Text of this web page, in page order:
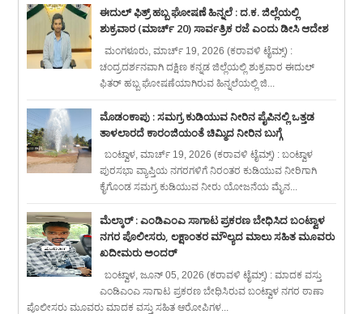
ಈದುಲ್ ಫಿತ್ರ್ ಹಬ್ಬ ಘೋಷಣೆ ಹಿನ್ನಲೆ : ದ.ಕ. ಜಿಲ್ಲೆಯಲ್ಲಿ
ಶುಕ್ರವಾರ (ಮಾರ್ಚ್ 20) ಸಾರ್ವತ್ರಿಕ ರಜೆ ಎಂದು ಡೀಸಿ ಆದೇಶ
ಮಂಗಳೂರು, ಮಾರ್ಚ್ 19, 2026 (ಕರಾವಳಿ ಟೈಮ್ಸ್) :
ಚಂದ್ರದರ್ಶನವಾಗಿ ದಕ್ಷಿಣ ಕನ್ನಡ ಜಿಲ್ಲೆಯಲ್ಲಿ ಶುಕ್ರವಾರ ಈದುಲ್
ಫಿತರ್ ಹಬ್ಬ ಘೋಷಣೆಯಾಗಿರುವ ಹಿನ್ನಲೆಯಲ್ಲಿ ಜಿ...
ಮೊಡಂಕಾಪು : ಸಮಗ್ರ ಕುಡಿಯುವ ನೀರಿನ ಪೈಪಿನಲ್ಲಿ ಒತ್ತಡ
ತಾಳಲಾರದೆ ಕಾರಂಜಿಯಂತೆ ಚಿಮ್ಮಿದ ನೀರಿನ ಬುಗ್ಗೆ
ಬಂಟ್ವಾಳ, ಮಾರ್ಚ್ 19, 2026 (ಕರಾವಳಿ ಟೈಮ್ಸ್) : ಬಂಟ್ವಾಳ
ಪುರಸಭಾ ವ್ಯಾಪ್ತಿಯ ನಗರಗಳಿಗೆ ನಿರಂತರ ಕುಡಿಯುವ ನೀರಿಗಾಗಿ
ಕೈಗೊಂಡ ಸಮಗ್ರ ಕುಡಿಯುವ ನೀರು ಯೋಜನೆಯ ಮೈನ...
ಮೆಲ್ಕಾರ್ : ಎಂಡಿಎಂಎ ಸಾಗಾಟ ಪ್ರಕರಣ ಬೇಧಿಸಿದ ಬಂಟ್ವಾಳ
ನಗರ ಪೊಲೀಸರು, ಲಕ್ಷಾಂತರ ಮೌಲ್ಯದ ಮಾಲು ಸಹಿತ ಮೂವರು
ಖದೀಮರು ಅಂದರ್
ಬಂಟ್ವಾಳ, ಜೂನ್ 05, 2026 (ಕರಾವಳಿ ಟೈಮ್ಸ್) : ಮಾದಕ ವಸ್ತು
ಎಂಡಿಎಂಎ ಸಾಗಾಟ ಪ್ರಕರಣ ಬೇಧಿಸಿರುವ ಬಂಟ್ವಾಳ ನಗರ ಠಾಣಾ
ಪೊಲೀಸರು ಮೂವರು ಮಾದಕ ವಸ್ತು ಸಹಿತ ಆರೋಪಿಗಳ...